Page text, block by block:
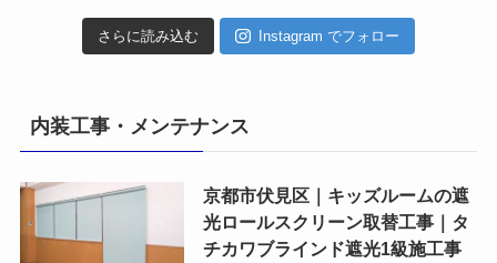
さらに読み込む Instagram でフォロー
内装工事・メンテナンス
京都市伏見区｜キッズルームの遮
光ロールスクリーン取替工事｜タ
チカワブラインド遮光1級施工事